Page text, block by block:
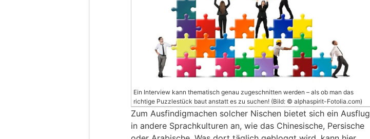
Ein Interview kann thematisch genau zugeschnitten werden – als ob man das
richtige Puzzlestück baut anstatt es zu suchen! (Bild: © alphaspirit-Fotolia.com)
Zum Ausfindigmachen solcher Nischen bietet sich ein Ausflug
in andere Sprachkulturen an, wie das Chinesische, Persische